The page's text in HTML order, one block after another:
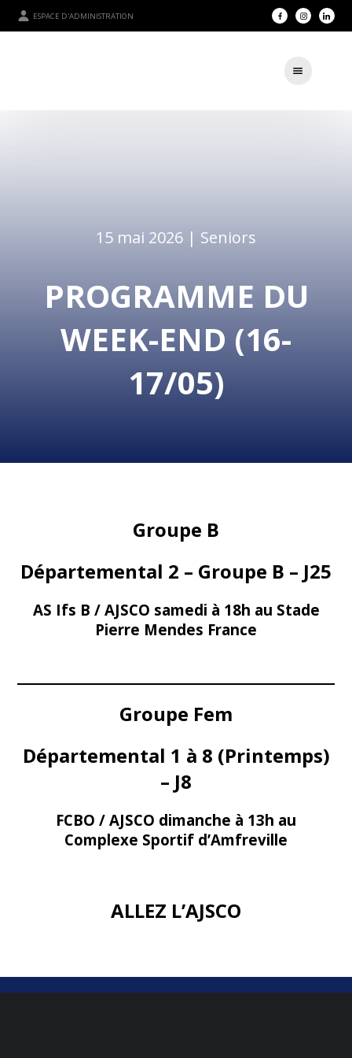
ESPACE D'ADMINISTRATION
15 mai 2026 | Seniors
PROGRAMME DU
WEEK-END (16-
17/05)
Groupe B
Départemental 2 – Groupe B – J25
AS Ifs B / AJSCO samedi à 18h au Stade
Pierre Mendes France
Groupe Fem
Départemental 1 à 8 (Printemps)
– J8
FCBO / AJSCO dimanche à 13h au
Complexe Sportif d’Amfreville
ALLEZ L’AJSCO